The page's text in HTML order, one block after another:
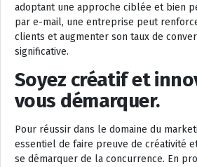
adoptant une approche ciblée et bien
par e-mail, une entreprise peut
clients et augmenter son taux de
significative.
Soyez créatif et
vous démarquer.
Pour réussir dans le domaine du
essentiel de faire preuve de créativité
se démarquer de la concurrence. En